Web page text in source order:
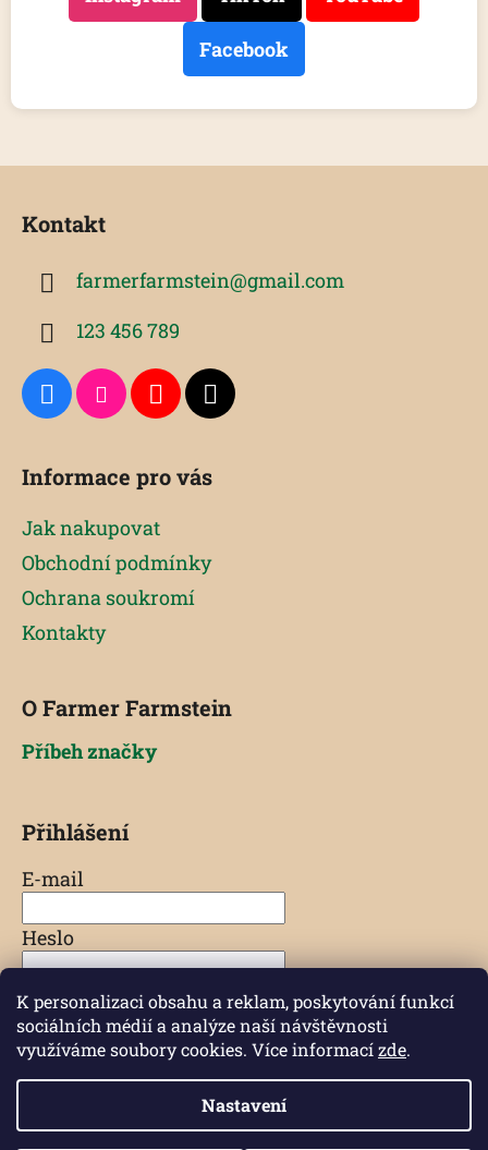
K personalizaci obsahu a reklam, poskytování funkcí
sociálních médií a analýze naší návštěvnosti
využíváme soubory cookies. Více informacízde.
Nastavení
Facebook
Kontakt
farmerfarmstein@gmail.com
123 456 789
Informace pro vás
Jak nakupovat
Obchodní podmínky
Ochrana soukromí
Kontakty
O Farmer Farmstein
Příbeh značky
Přihlášení
E-mail
Heslo
PŘIHLÁSIT SE
Nová registraceZapomenuté heslo